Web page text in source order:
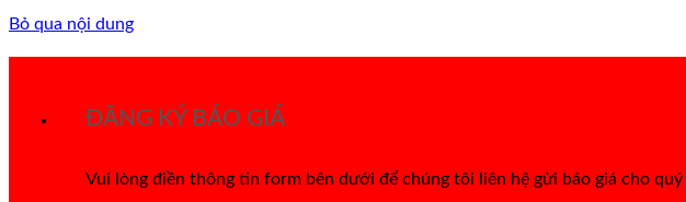
Bỏ qua nội dung
ĐĂNG KÝ BÁO GIÁ
Vui lòng điền thông tin form bên dưới để chúng tôi liên hệ gửi báo giá cho quý